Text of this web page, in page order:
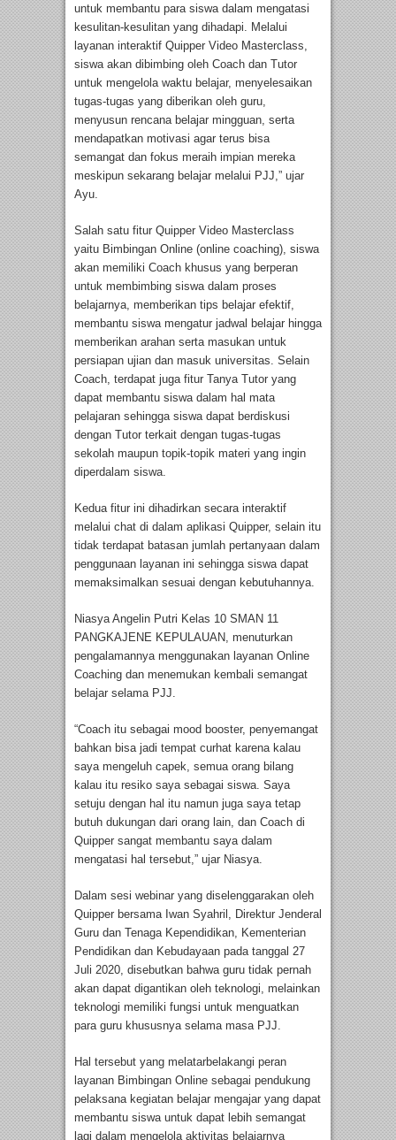
untuk membantu para siswa dalam mengatasi
kesulitan-kesulitan yang dihadapi. Melalui
layanan interaktif Quipper Video Masterclass,
siswa akan dibimbing oleh Coach dan Tutor
untuk mengelola waktu belajar, menyelesaikan
tugas-tugas yang diberikan oleh guru,
menyusun rencana belajar mingguan, serta
mendapatkan motivasi agar terus bisa
semangat dan fokus meraih impian mereka
meskipun sekarang belajar melalui PJJ,” ujar
Ayu.
Salah satu fitur Quipper Video Masterclass
yaitu Bimbingan Online (online coaching), siswa
akan memiliki Coach khusus yang berperan
untuk membimbing siswa dalam proses
belajarnya, memberikan tips belajar efektif,
membantu siswa mengatur jadwal belajar hingga
memberikan arahan serta masukan untuk
persiapan ujian dan masuk universitas. Selain
Coach, terdapat juga fitur Tanya Tutor yang
dapat membantu siswa dalam hal mata
pelajaran sehingga siswa dapat berdiskusi
dengan Tutor terkait dengan tugas-tugas
sekolah maupun topik-topik materi yang ingin
diperdalam siswa.
Kedua fitur ini dihadirkan secara interaktif
melalui chat di dalam aplikasi Quipper, selain itu
tidak terdapat batasan jumlah pertanyaan dalam
penggunaan layanan ini sehingga siswa dapat
memaksimalkan sesuai dengan kebutuhannya.
Niasya Angelin Putri Kelas 10 SMAN 11
PANGKAJENE KEPULAUAN, menuturkan
pengalamannya menggunakan layanan Online
Coaching dan menemukan kembali semangat
belajar selama PJJ.
“Coach itu sebagai mood booster, penyemangat
bahkan bisa jadi tempat curhat karena kalau
saya mengeluh capek, semua orang bilang
kalau itu resiko saya sebagai siswa. Saya
setuju dengan hal itu namun juga saya tetap
butuh dukungan dari orang lain, dan Coach di
Quipper sangat membantu saya dalam
mengatasi hal tersebut,” ujar Niasya.
Dalam sesi webinar yang diselenggarakan oleh
Quipper bersama Iwan Syahril, Direktur Jenderal
Guru dan Tenaga Kependidikan, Kementerian
Pendidikan dan Kebudayaan pada tanggal 27
Juli 2020, disebutkan bahwa guru tidak pernah
akan dapat digantikan oleh teknologi, melainkan
teknologi memiliki fungsi untuk menguatkan
para guru khususnya selama masa PJJ.
Hal tersebut yang melatarbelakangi peran
layanan Bimbingan Online sebagai pendukung
pelaksana kegiatan belajar mengajar yang dapat
membantu siswa untuk dapat lebih semangat
lagi dalam mengelola aktivitas belajarnya